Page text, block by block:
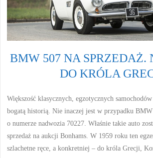
BMW 507 NA SPRZEDAŻ.
DO KRÓLA
Większość klasycznych, egzotycznych
bogatą historią. Nie inaczej jest w przypadku
o numerze nadwozia 70227. Właśnie takie auto
sprzedaż na aukcji Bonhams. W 1959 roku ten
szlachetne ręce, a konkretniej – do króla Grecji,